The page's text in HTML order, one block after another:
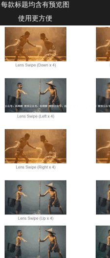
每款标题均含有预览图
使用更方便